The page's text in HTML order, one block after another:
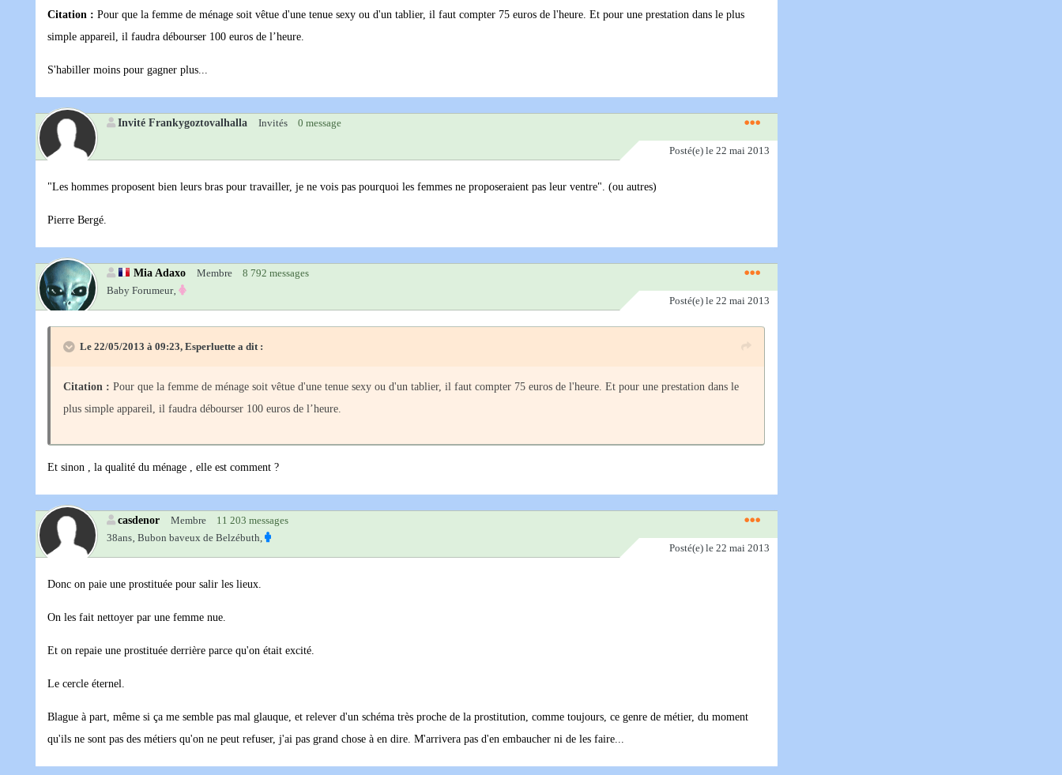
Citation : Pour que la femme de ménage soit vêtue d'une tenue sexy ou d'un tablier, il faut compter 75 euros de l'heure. Et pour une prestation dans le plus
simple appareil, il faudra débourser 100 euros de l’heure.
S'habiller moins pour gagner plus...
Invité Frankygoztovalhalla Invités 0 message
Posté(e) le 22 mai 2013
"Les hommes proposent bien leurs bras pour travailler, je ne vois pas pourquoi les femmes ne proposeraient pas leur ventre". (ou autres)
Pierre Bergé.
Mia Adaxo Membre
8 792 messages
Baby Forumeur‚
Posté(e) le 22 mai 2013
Le 22/05/2013 à 09:23, Esperluette a dit :
Citation : Pour que la femme de ménage soit vêtue d'une tenue sexy ou d'un tablier, il faut compter 75 euros de l'heure. Et pour une prestation dans le
plus simple appareil, il faudra débourser 100 euros de l’heure.
Et sinon , la qualité du ménage , elle est comment ?
casdenor Membre
11 203 messages
38ans‚ Bubon baveux de Belzébuth,
Posté(e) le 22 mai 2013
Donc on paie une prostituée pour salir les lieux.
On les fait nettoyer par une femme nue.
Et on repaie une prostituée derrière parce qu'on était excité.
Le cercle éternel.
Blague à part, même si ça me semble pas mal glauque, et relever d'un schéma très proche de la prostitution, comme toujours, ce genre de métier, du moment
qu'ils ne sont pas des métiers qu'on ne peut refuser, j'ai pas grand chose à en dire. M'arrivera pas d'en embaucher ni de les faire...